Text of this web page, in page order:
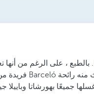
، على الرغم من أنها
منه رائحة